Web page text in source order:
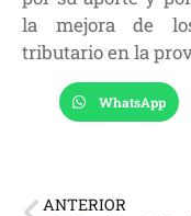
la mejora de
tributario en la
WhatsApp
ANTERIOR